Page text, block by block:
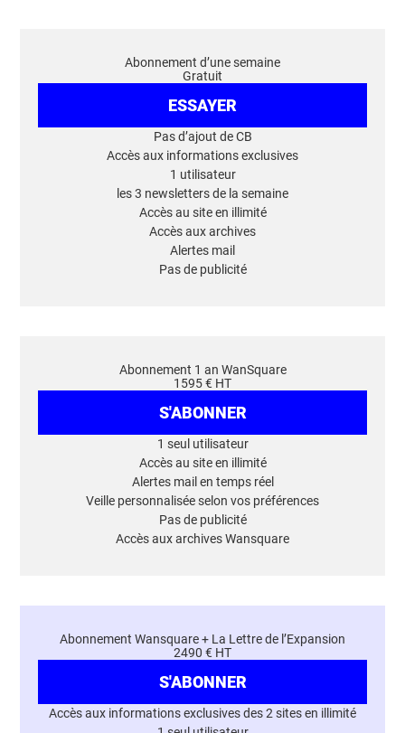
Abonnement d’une semaine
Gratuit
ESSAYER
Pas d’ajout de CB
Accès aux informations exclusives
1 utilisateur
les 3 newsletters de la semaine
Accès au site en illimité
Accès aux archives
Alertes mail
Pas de publicité
Abonnement 1 an WanSquare
1595 € HT
S'ABONNER
1 seul utilisateur
Accès au site en illimité
Alertes mail en temps réel
Veille personnalisée selon vos préférences
Pas de publicité
Accès aux archives Wansquare
Abonnement Wansquare + La Lettre de l’Expansion
2490 € HT
S'ABONNER
Accès aux informations exclusives des 2 sites en illimité